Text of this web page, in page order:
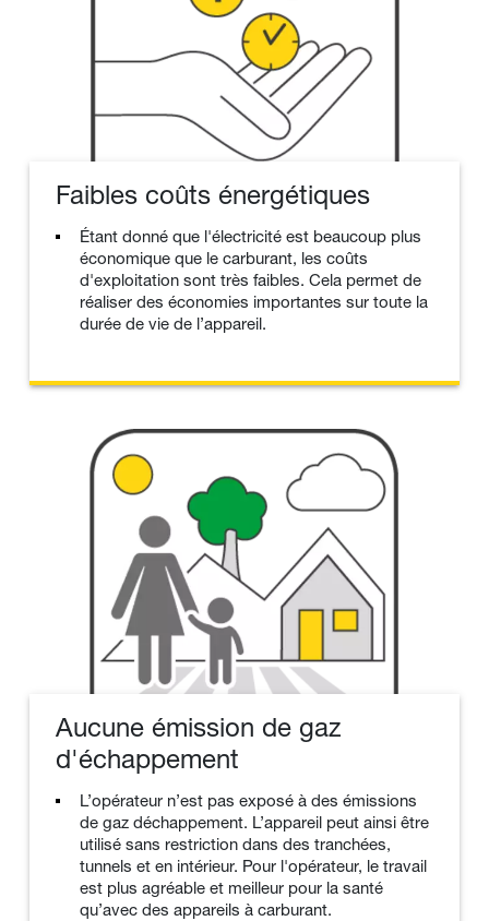
Faibles coûts énergétiques
Étant donné que l'électricité est beaucoup plus
économique que le carburant, les coûts
d'exploitation sont très faibles. Cela permet de
réaliser des économies importantes sur toute la
durée de vie de l’appareil.
Aucune émission de gaz
d'échappement
L’opérateur n’est pas exposé à des émissions
de gaz déchappement. L’appareil peut ainsi être
utilisé sans restriction dans des tranchées,
tunnels et en intérieur. Pour l'opérateur, le travail
est plus agréable et meilleur pour la santé
qu’avec des appareils à carburant.